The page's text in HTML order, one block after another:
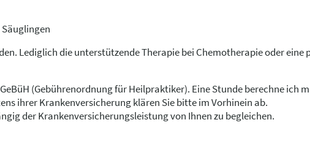
Lediglich die unterstützende Therapie bei Chemotherapie oder
(Gebührenordnung für Heilpraktiker). Eine Stunde berechne ich
ihrer Krankenversicherung klären Sie bitte im Vorhinein ab.
der Krankenversicherungsleistung von Ihnen zu begleichen.